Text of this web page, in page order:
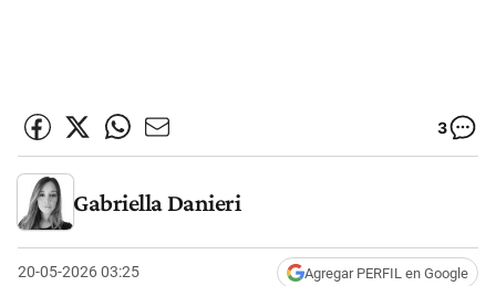
3
Gabriella Danieri
20-05-2026 03:25 Agregar PERFIL en Google